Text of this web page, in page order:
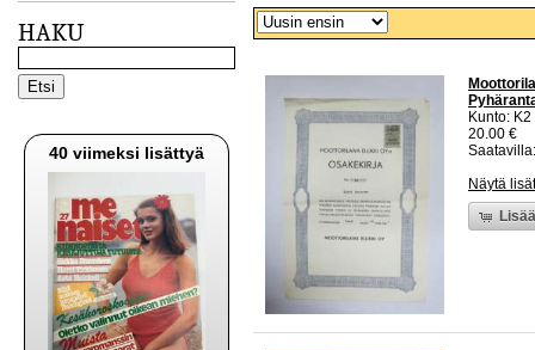
HAKU
40 viimeksi lisättyä
Kunto:
20.00 €
Näytä